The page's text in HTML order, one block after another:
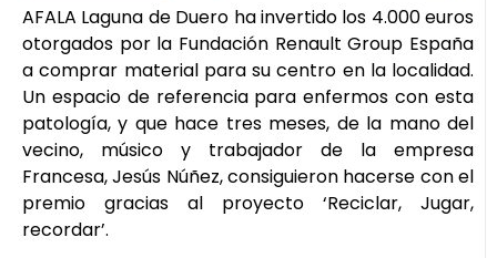
AFALA Laguna de Duero ha invertido los 4.000 euros
otorgados por la Fundación Renault Group España
a comprar material para su centro en la localidad.
Un espacio de referencia para enfermos con esta
patología, y que hace tres meses, de la mano del
vecino, músico y trabajador de la empresa
Francesa, Jesús Núñez, consiguieron hacerse con el
premio gracias al proyecto ‘Reciclar, Jugar,
recordar’.